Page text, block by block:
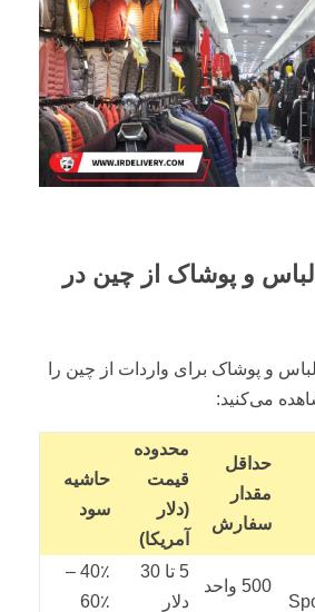
و پوشاک از چین در
و پوشاک برای واردات از چین را
می‌کنید:
حداقل
مقدار
سفارش
محدوده
قیمت
(دلار
آمریکا)
حاشیه
سود
500 واحد
5 تا 30
دلار
40٪ –
60٪